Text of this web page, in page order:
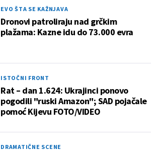
EVO ŠTA SE KAŽNJAVA
Dronovi patroliraju nad grčkim
plažama: Kazne idu do 73.000 evra
ISTOČNI FRONT
Rat – dan 1.624: Ukrajinci ponovo
pogodili "ruski Amazon"; SAD pojačale
pomoć Kijevu FOTO/VIDEO
DRAMATIČNE SCENE